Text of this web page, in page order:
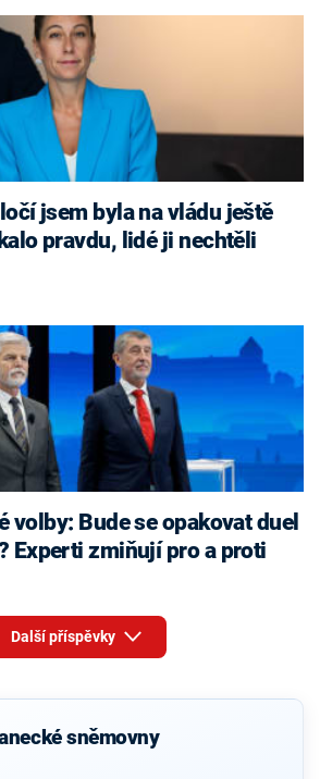
jsem byla na vládu ještě
pravdu, lidé ji nechtěli
Experti zmiňují pro a proti
Další příspěvky
sněmovny